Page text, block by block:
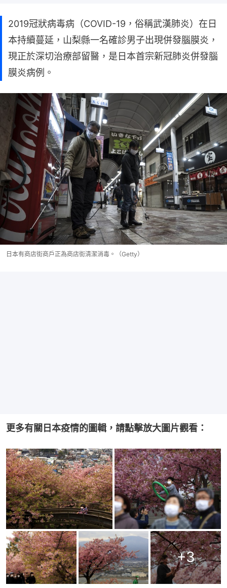
2019冠狀病毒病（COVID-19，俗稱武漢肺炎）在日
本持續蔓延，山梨縣一名確診男子出現併發腦膜炎，
現正於深切治療部留醫，是日本首宗新冠肺炎併發腦
膜炎病例。
日本有商店街商戶正為商店街清潔消毒。（Getty）
更多有關日本疫情的圖輯，請點擊放大圖片觀看：
+3